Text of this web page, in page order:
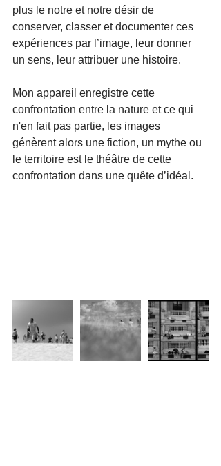
plus le notre et notre désir de
conserver, classer et documenter ces
expériences par l’image, leur donner
un sens, leur attribuer une histoire.
Mon appareil enregistre cette
confrontation entre la nature et ce qui
n'en fait pas partie, les images
génèrent alors une fiction, un mythe ou
le territoire est le théâtre de cette
confrontation dans une quête d’idéal.